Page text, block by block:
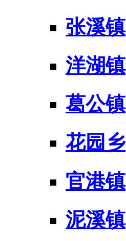
张溪镇
洋湖镇
葛公镇
花园乡
官港镇
泥溪镇